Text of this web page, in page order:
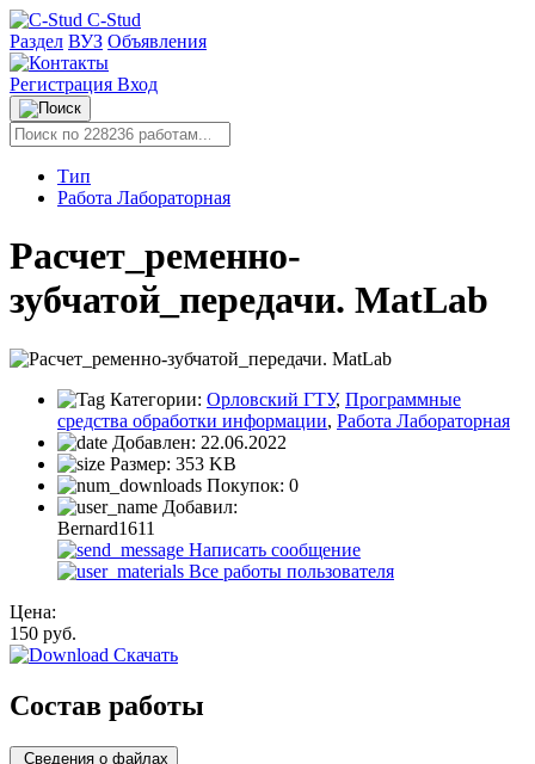
C-Stud
Раздел ВУЗ Объявления
Регистрация Вход
Тип
Работа Лабораторная
Расчет_ременно-
зубчатой_передачи. MatLab
Категории: Орловский ГТУ, Программные
средства обработки информации, Работа Лабораторная
Добавлен: 22.06.2022
Размер: 353 KB
Покупок: 0
Добавил:
Bernard1611
Написать сообщение
Все работы пользователя
Цена:
150 руб.
Скачать
Состав работы
Сведения о файлах